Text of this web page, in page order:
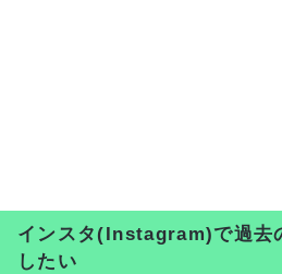
インスタ(Instagram)で過去
したい